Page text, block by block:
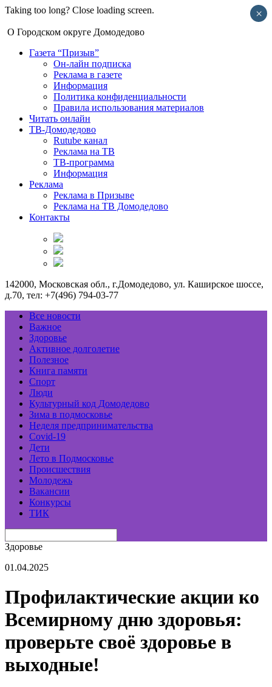
Taking too long? Close loading screen.
О Городском округе Домодедово
Газета “Призыв”
Он-лайн подписка
Реклама в газете
Информация
Политика конфиденциальности
Правила использования материалов
Читать онлайн
ТВ-Домодедово
Rutube канал
Реклама на ТВ
ТВ-программа
Информация
Реклама
Реклама в Призыве
Реклама на ТВ Домодедово
Контакты
142000, Московская обл., г.Домодедово, ул. Каширское шоссе,
д.70, тел: +7(496) 794-03-77
Все новости
Важное
Здоровье
Активное долголетие
Полезное
Книга памяти
Спорт
Люди
Культурный код Домодедово
Зима в подмосковье
Неделя предпринимательства
Covid-19
Дети
Лето в Подмосковье
Происшествия
Молодежь
Вакансии
Конкурсы
ТИК
Здоровье
01.04.2025
Профилактические акции ко
Всемирному дню здоровья:
проверьте своё здоровье в
выходные!
×